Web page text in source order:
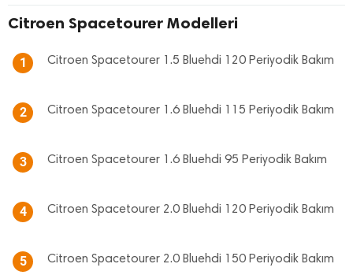
Citroen Spacetourer Modelleri
1 Citroen Spacetourer 1.5 Bluehdi 120 Periyodik Bakım
2 Citroen Spacetourer 1.6 Bluehdi 115 Periyodik Bakım
3 Citroen Spacetourer 1.6 Bluehdi 95 Periyodik Bakım
4 Citroen Spacetourer 2.0 Bluehdi 120 Periyodik Bakım
5 Citroen Spacetourer 2.0 Bluehdi 150 Periyodik Bakım